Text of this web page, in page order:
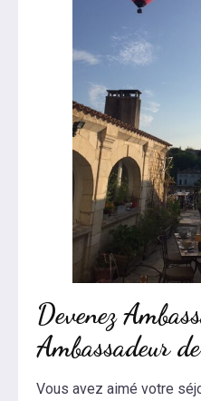
Devenez
Ambassadeur
Vous avez aimé votre